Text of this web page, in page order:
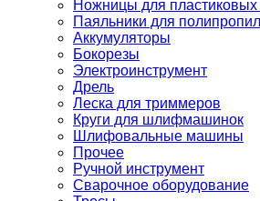
Ножницы для пластиковых
Паяльники для
Аккумуляторы
Бокорезы
Электроинструмент
Дрель
Леска для триммеров
Круги для шлифмашинок
Шлифовальные машины
Прочее
Ручной инструмент
Сварочное оборудование